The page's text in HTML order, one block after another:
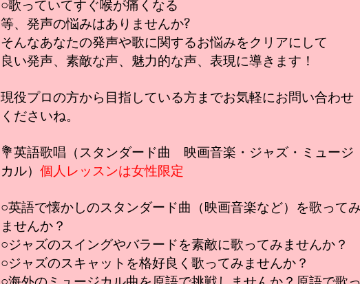
○歌っていてすぐ喉が痛くなる
等、発声の悩みはありませんか?
そんなあなたの発声や歌に関するお悩みをクリアにして
良い発声、素敵な声、魅力的な声、表現に導きます！
現役プロの方から目指している方までお気軽にお問い合わせ
くださいね。
💐英語歌唱（スタンダード曲 映画音楽・ジャズ・ミュージ
カル） 個人レッスンは女性限定
○英語で懐かしのスタンダード曲（映画音楽など）を歌って
ませんか？
○ジャズのスイングやバラードを素敵に歌ってみませんか？
○ジャズのスキャットを格好良く歌ってみませんか？